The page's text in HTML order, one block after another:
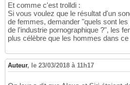
Et comme c'est trolldi :
Si vous voulez que le résultat d'un
de femmes, demander "quels sont
de l'industrie pornographique ?", les
plus célèbre que les hommes dans ce
Auteur, le 23/03/2018 à 11h17